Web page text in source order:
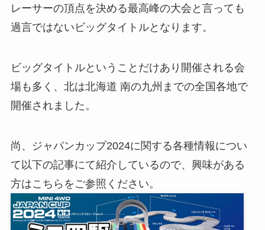
レーサーの頂点を決める最高峰の大会と言っても
過言ではないビッグタイトルとなります。
ビッグタイトルということだけあり開催される会
場も多く、北は北海道 南の九州までの全国各地で
開催されました。
尚、ジャパンカップ2024に関する各種情報につい
て以下の記事にて紹介しているので、興味がある
方はこちらをご参照ください。